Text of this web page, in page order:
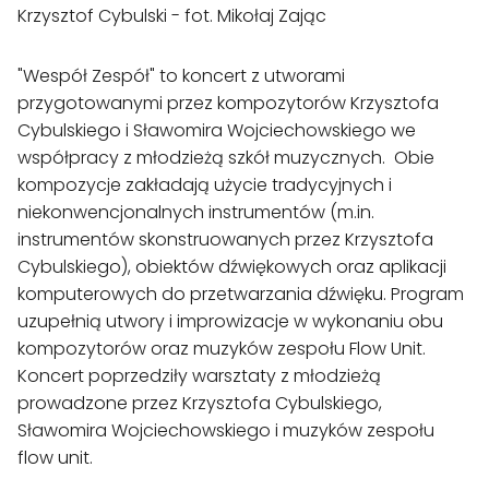
Krzysztof Cybulski - fot. Mikołaj Zając
"Wespół Zespół" to koncert z utworami
przygotowanymi przez kompozytorów Krzysztofa
Cybulskiego i Sławomira Wojciechowskiego we
współpracy z młodzieżą szkół muzycznych.  Obie
kompozycje zakładają użycie tradycyjnych i
niekonwencjonalnych instrumentów (m.in.
instrumentów skonstruowanych przez Krzysztofa
Cybulskiego), obiektów dźwiękowych oraz aplikacji
komputerowych do przetwarzania dźwięku. Program
uzupełnią utwory i improwizacje w wykonaniu obu
kompozytorów oraz muzyków zespołu Flow Unit.
Koncert poprzedziły warsztaty z młodzieżą
prowadzone przez Krzysztofa Cybulskiego,
Sławomira Wojciechowskiego i muzyków zespołu
flow unit.